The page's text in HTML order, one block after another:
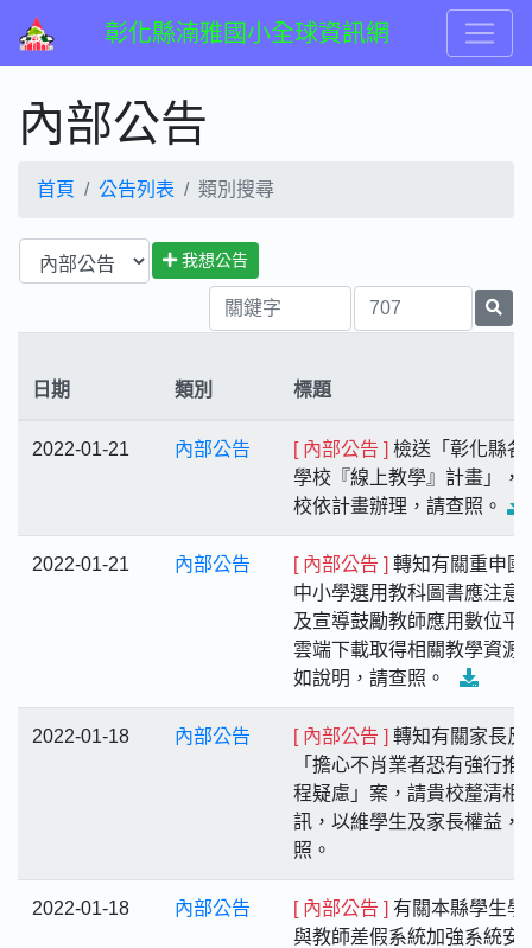
彰化縣湳雅國小全球資訊網
內部公告
首頁 公告列表 類別搜尋
我想公告
日期 類別 標題
2022-01-21 內部公告 [ 內部公告 ] 檢送「彰化縣各
學校『線上教學』計畫」，
校依計畫辦理，請查照。
2022-01-21 內部公告 [ 內部公告 ] 轉知有關重申國
中小學選用教科圖書應注意
及宣導鼓勵教師應用數位平
雲端下載取得相關教學資源
如說明，請查照。
2022-01-18 內部公告 [ 內部公告 ] 轉知有關家長反
「擔心不肖業者恐有強行推
程疑慮」案，請貴校釐清相
訊，以維學生及家長權益，
照。
2022-01-18 內部公告 [ 內部公告 ] 有關本縣學生學
與教師差假系統加強系統安